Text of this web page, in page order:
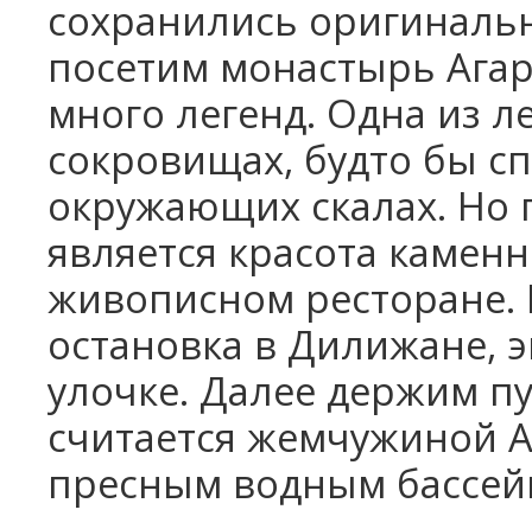
сохранились
посетим монастырь
много легенд. Одна из
сокровищах, будто бы
окружающих скалах.
является красота
живописном ресторане.
остановка в Дилижане,
улочке. Далее держим
считается
пресным водным